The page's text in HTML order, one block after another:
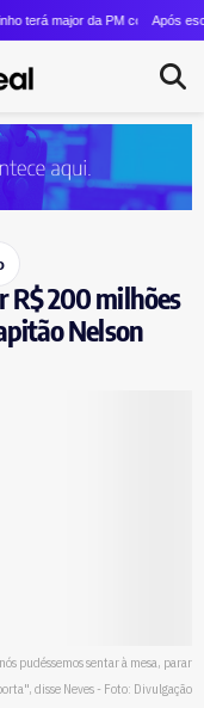
redes
da PM como candidata a vice
Após escândalo no
R$ 200 milhões
Nelson
pudéssemos sentar à mesa, parar
disse Neves - Foto: Divulgação